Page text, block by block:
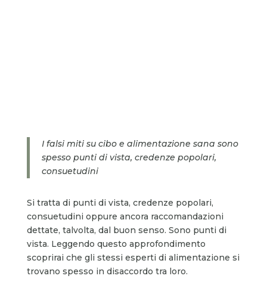
I falsi miti su cibo e alimentazione sana sono
spesso punti di vista, credenze popolari,
consuetudini
Si tratta di punti di vista, credenze popolari,
consuetudini oppure ancora raccomandazioni
dettate, talvolta, dal buon senso. Sono punti di
vista. Leggendo questo approfondimento
scoprirai che gli stessi esperti di alimentazione si
trovano spesso in disaccordo tra loro.